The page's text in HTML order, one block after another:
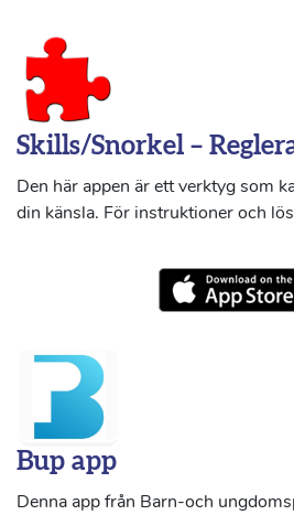
Skills/Snorkel –
Den här appen är ett verktyg som
din känsla. För instruktioner och
Bup app
Denna app från Barn-och